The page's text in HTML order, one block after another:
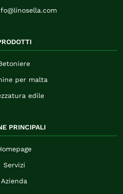
per malta
edile
PRINCIPALI
Servizi
Azienda